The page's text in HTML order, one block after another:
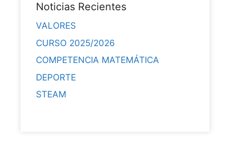
Noticias Recientes
VALORES
CURSO 2025/2026
COMPETENCIA MATEMÁTICA
DEPORTE
STEAM